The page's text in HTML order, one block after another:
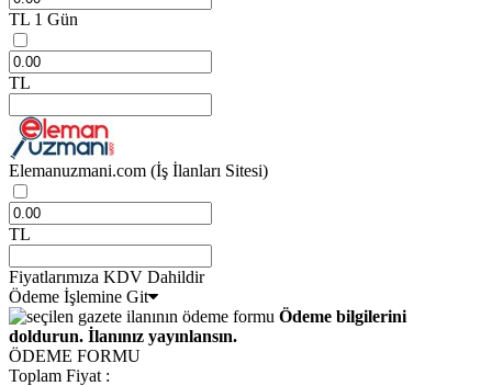
TL 1 Gün
TL
Elemanuzmani.com (İş İlanları Sitesi)
TL
Fiyatlarımıza KDV Dahildir
Ödeme İşlemine Git
Ödeme bilgilerini
doldurun. İlanınız yayınlansın.
ÖDEME FORMU
Toplam Fiyat :